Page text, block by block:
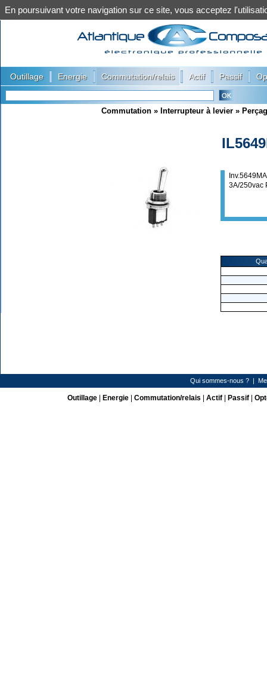
Outillage Energie Commutation/relais Actif Passif
Commutation » Interrupteur à levier »
3A/250vac
Qui sommes-nous ? |
Outillage| Energie| Commutation/relais Actif| Passif|
En poursuivant votre navigation sur ce site, vous acceptez